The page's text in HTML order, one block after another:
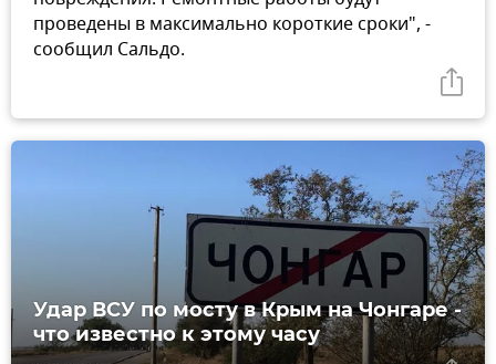
проведены в максимально короткие сроки", -
сообщил Сальдо.
Удар ВСУ по мосту в Крым на Чонгаре -
что известно к этому часу